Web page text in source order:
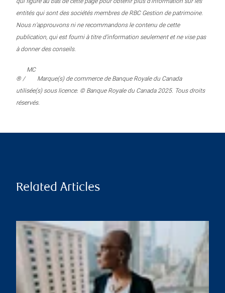
entités qui sont des sociétés membres de RBC Gestion de patrimoine.
Nous n’approuvons ni ne recommandons le contenu de cette
publication, qui est fourni à titre d’information seulement et ne vise pas
à donner des conseils.
® /
MC
Marque(s) de commerce de Banque Royale du Canada
utilisée(s) sous licence. © Banque Royale du Canada 2025. Tous droits
réservés.
Related Articles